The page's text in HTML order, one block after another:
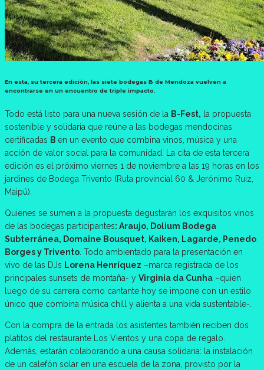
En esta, su tercera edición, las siete bodegas B de Mendoza vuelven a
encontrarse en un encuentro de triple impacto.
Todo está listo para una nueva sesión de la B-Fest, la propuesta
sostenible y solidaria que reúne a las bodegas mendocinas
certificadas B en un evento que combina vinos, música y una
acción de valor social para la comunidad. La cita de esta tercera
edición es el próximo viernes 1 de noviembre a las 19 horas en los
jardines de Bodega Trivento (Ruta provincial 60 & Jerónimo Ruiz,
Maipú).
Quienes se sumen a la propuesta degustarán los exquisitos vinos
de las bodegas participantes: Araujo, Dolium Bodega
Subterránea, Domaine Bousquet, Kaiken, Lagarde, Penedo
Borges y Trivento. Todo ambientado para la presentación en
vivo de las DJs Lorena Henríquez –marca registrada de los
principales sunsets de montaña- y Virginia da Cunha –quien
luego de su carrera como cantante hoy se impone con un estilo
único que combina música chill y alienta a una vida sustentable-.
Con la compra de la entrada los asistentes también reciben dos
platitos del restaurante Los Vientos y una copa de regalo.
Además, estarán colaborando a una causa solidaria: la instalación
de un calefón solar en una escuela de la zona, provisto por la